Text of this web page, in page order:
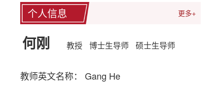
个人信息 更多+
何刚 教授 博士生导师 硕士生导师
教师英文名称： Gang He